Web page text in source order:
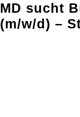
MD sucht
(m/w/d) –